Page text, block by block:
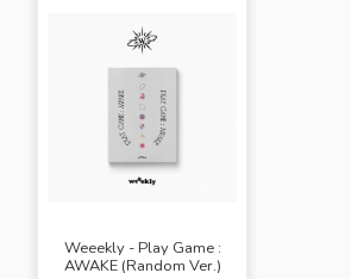
Weeekly - Play Game :
AWAKE (Random Ver.)